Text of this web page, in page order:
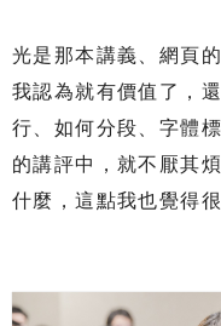
光是那本講義、網頁
我認為就有價值了，
行、如何分段、字體
的講評中，就不厭其
什麼，這點我也覺得很